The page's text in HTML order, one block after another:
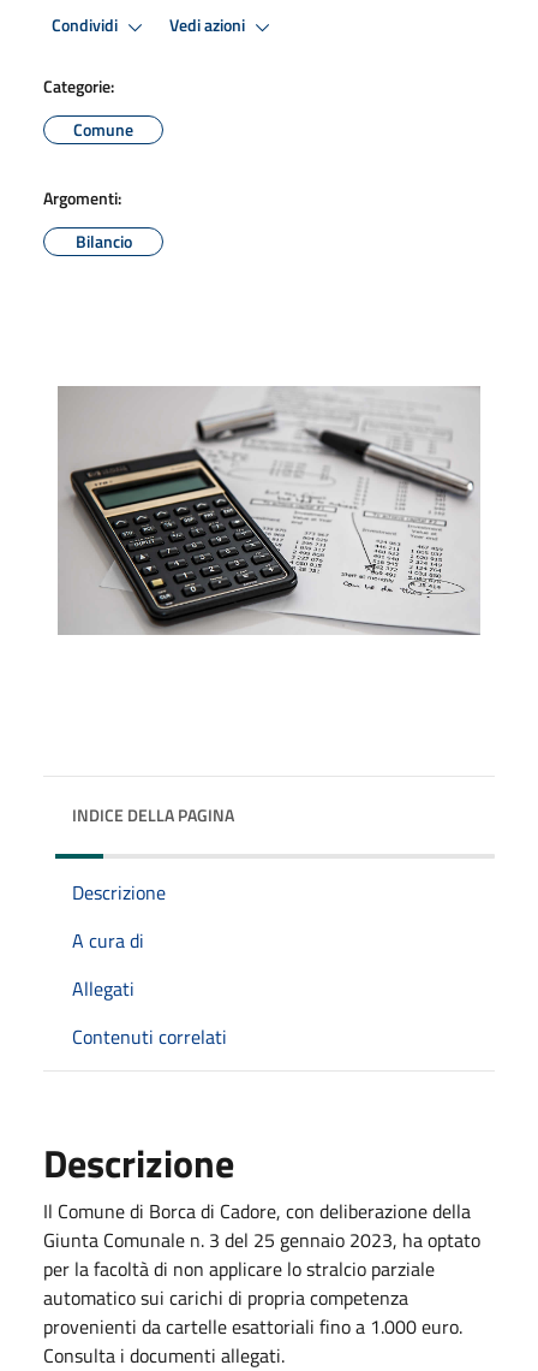
Condividi Vedi azioni
Categorie:
Comune
Argomenti:
Bilancio
INDICE DELLA PAGINA
Descrizione
A cura di
Allegati
Contenuti correlati
Descrizione
Il Comune di Borca di Cadore, con deliberazione della
Giunta Comunale n. 3 del 25 gennaio 2023, ha optato
per la facoltà di non applicare lo stralcio parziale
automatico sui carichi di propria competenza
provenienti da cartelle esattoriali fino a 1.000 euro.
Consulta i documenti allegati.